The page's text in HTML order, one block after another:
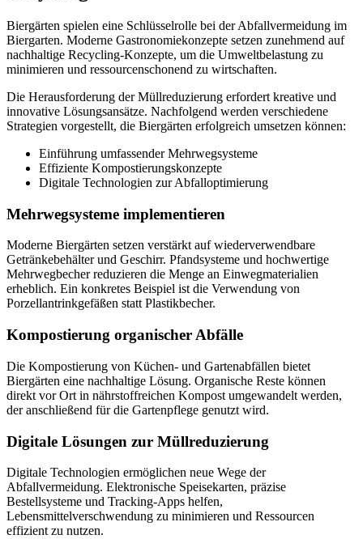
Biergärten spielen eine Schlüsselrolle bei der Abfallvermeidung im
Biergarten. Moderne Gastronomiekonzepte setzen zunehmend auf
nachhaltige Recycling-Konzepte, um die Umweltbelastung zu
minimieren und ressourcenschonend zu wirtschaften.
Die Herausforderung der Müllreduzierung erfordert kreative und
innovative Lösungsansätze. Nachfolgend werden verschiedene
Strategien vorgestellt, die Biergärten erfolgreich umsetzen können:
Einführung umfassender Mehrwegsysteme
Effiziente Kompostierungskonzepte
Digitale Technologien zur Abfalloptimierung
Mehrwegsysteme implementieren
Moderne Biergärten setzen verstärkt auf wiederverwendbare
Getränkebehälter und Geschirr. Pfandsysteme und hochwertige
Mehrwegbecher reduzieren die Menge an Einwegmaterialien
erheblich. Ein konkretes Beispiel ist die Verwendung von
Porzellantrinkgefäßen statt Plastikbecher.
Kompostierung organischer Abfälle
Die Kompostierung von Küchen- und Gartenabfällen bietet
Biergärten eine nachhaltige Lösung. Organische Reste können
direkt vor Ort in nährstoffreichen Kompost umgewandelt werden,
der anschließend für die Gartenpflege genutzt wird.
Digitale Lösungen zur Müllreduzierung
Digitale Technologien ermöglichen neue Wege der
Abfallvermeidung. Elektronische Speisekarten, präzise
Bestellsysteme und Tracking-Apps helfen,
Lebensmittelverschwendung zu minimieren und Ressourcen
effizient zu nutzen.